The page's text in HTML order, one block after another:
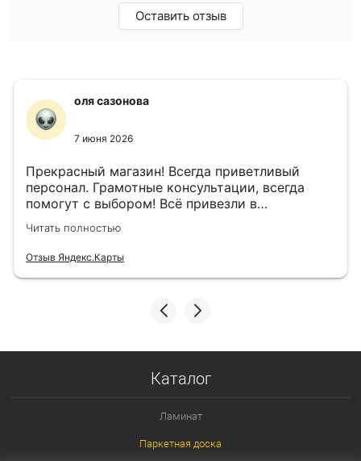
Оставить отзыв
оля сазонова
7 июня 2026
Прекрасный магазин! Всегда приветливый
персонал. Грамотные консультации, всегда
помогут с выбором! Всё привезли в
назначенный день!
Читать полностью
Отзыв Яндекс.Карты
Каталог
Ламинат
Паркетная доска